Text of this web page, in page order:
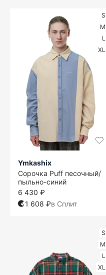
S
M
L
XL
Ymkashix
Сорочка Puff песочный/
пыльно-синий
6 430 ₽
1 608 ₽в Сплит
S
M
L
XL